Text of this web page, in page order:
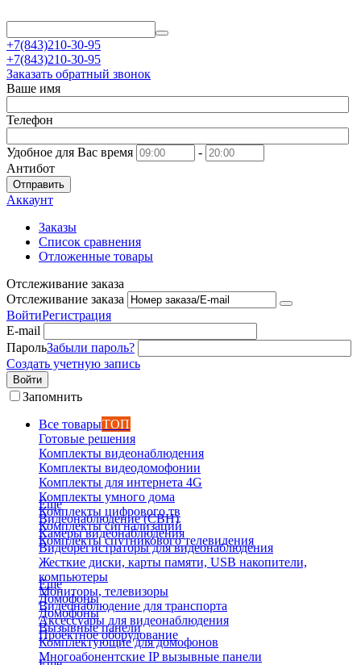
+7(843)210-30-95
+7(843)210-30-95
Заказать обратный звонок
Ваше имя
Телефон
Удобное для Вас время
-
Антибот
Отправить
Аккаунт
Заказы
Список сравнения
Отложенные товары
Отслеживание заказа
Отслеживание заказа
ВойтиРегистрация
E-mail
ПарольЗабыли пароль?
Создать учетную запись
Войти
Запомнить
Все товарыТОП
Готовые решения
Комплекты видеонаблюдения
Комплекты видеодомофонии
Комплекты для интернета 4G
Комплекты умного дома
Комплекты цифрового тв
Комплекты сигнализаций
Комплекты спутникового телевидения
Еще
Видеонаблюдение (СВН)
Камеры видеонаблюдения
Видеорегистраторы для видеонаблюдения
Жесткие диски, карты памяти, USB накопители,
компьютеры
Мониторы, телевизоры
Видеонаблюдение для транспорта
Аксессуары для видеонаблюдения
Проектное оборудование
Еще
Домофоны
Домофоны
Вызывные панели
Комплектующие для домофонов
Многоабонентские IP вызывные панели